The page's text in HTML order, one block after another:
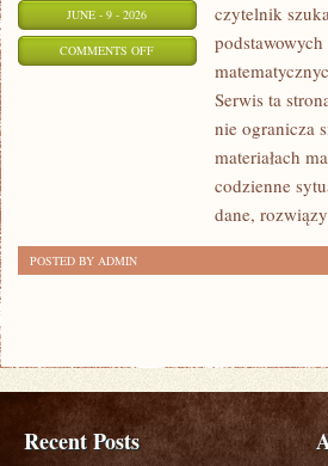
JUNE - 9 - 2026
COMMENTS OFFON
CIEKAWOSTKI
MATEMATYCZNE
czytelnik
Serwis ta
nie ogranicza
materiałach
codzienne
dane,
POSTED BY ADMIN
Recent Posts